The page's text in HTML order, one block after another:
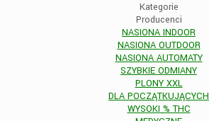
Kategorie
Producenci
NASIONA INDOOR
NASIONA OUTDOOR
NASIONA AUTOMATY
SZYBKIE ODMIANY
PLONY XXL
DLA POCZĄTKUJĄCYCH
WYSOKI % THC